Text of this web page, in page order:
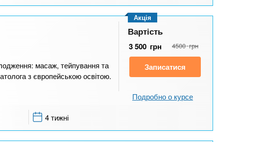
масаж, тейпування та
з європейською освітою.
Акція
Вартість
3 500 грн 4500 грн
Записатися
Подробно о курсе
4 тижні